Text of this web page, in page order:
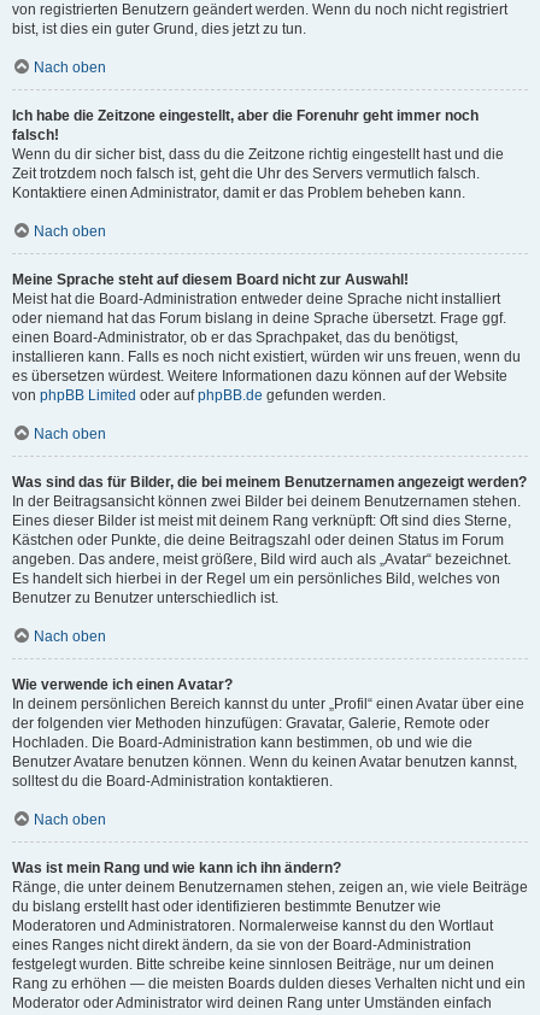
von registrierten Benutzern geändert werden. Wenn du noch nicht registriert
bist, ist dies ein guter Grund, dies jetzt zu tun.
Nach oben
Ich habe die Zeitzone eingestellt, aber die Forenuhr geht immer noch
falsch!
Wenn du dir sicher bist, dass du die Zeitzone richtig eingestellt hast und die
Zeit trotzdem noch falsch ist, geht die Uhr des Servers vermutlich falsch.
Kontaktiere einen Administrator, damit er das Problem beheben kann.
Nach oben
Meine Sprache steht auf diesem Board nicht zur Auswahl!
Meist hat die Board-Administration entweder deine Sprache nicht installiert
oder niemand hat das Forum bislang in deine Sprache übersetzt. Frage ggf.
einen Board-Administrator, ob er das Sprachpaket, das du benötigst,
installieren kann. Falls es noch nicht existiert, würden wir uns freuen, wenn du
es übersetzen würdest. Weitere Informationen dazu können auf der Website
von phpBB Limited oder aufphpBB.de gefunden werden.
Nach oben
Was sind das für Bilder, die bei meinem Benutzernamen angezeigt werden?
In der Beitragsansicht können zwei Bilder bei deinem Benutzernamen stehen.
Eines dieser Bilder ist meist mit deinem Rang verknüpft: Oft sind dies Sterne,
Kästchen oder Punkte, die deine Beitragszahl oder deinen Status im Forum
angeben. Das andere, meist größere, Bild wird auch als „Avatar“ bezeichnet.
Es handelt sich hierbei in der Regel um ein persönliches Bild, welches von
Benutzer zu Benutzer unterschiedlich ist.
Nach oben
Wie verwende ich einen Avatar?
In deinem persönlichen Bereich kannst du unter „Profil“ einen Avatar über eine
der folgenden vier Methoden hinzufügen: Gravatar, Galerie, Remote oder
Hochladen. Die Board-Administration kann bestimmen, ob und wie die
Benutzer Avatare benutzen können. Wenn du keinen Avatar benutzen kannst,
solltest du die Board-Administration kontaktieren.
Nach oben
Was ist mein Rang und wie kann ich ihn ändern?
Ränge, die unter deinem Benutzernamen stehen, zeigen an, wie viele Beiträge
du bislang erstellt hast oder identifizieren bestimmte Benutzer wie
Moderatoren und Administratoren. Normalerweise kannst du den Wortlaut
eines Ranges nicht direkt ändern, da sie von der Board-Administration
festgelegt wurden. Bitte schreibe keine sinnlosen Beiträge, nur um deinen
Rang zu erhöhen — die meisten Boards dulden dieses Verhalten nicht und ein
Moderator oder Administrator wird deinen Rang unter Umständen einfach